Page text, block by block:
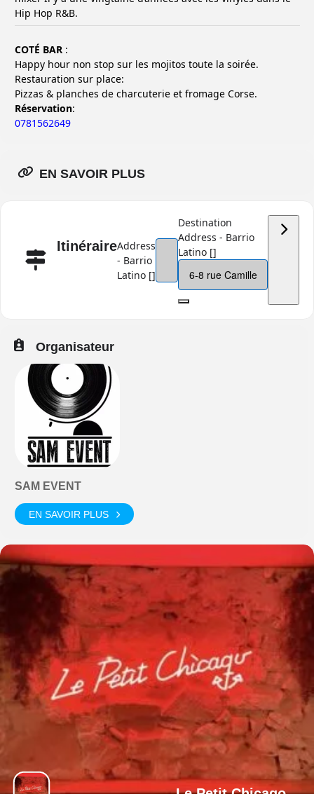
Hip Hop R&B.
COTÉ BAR :
Happy hour non stop sur les mojitos toute la soirée.
Restauration sur place:
Pizzas & planches de charcuterie et fromage Corse.
Réservation:
0781562649
EN SAVOIR PLUS
ItinéraireAddress
- Barrio
Latino []
Destination
Address - Barrio
Latino []
Organisateur
SAM EVENT
EN SAVOIR PLUS